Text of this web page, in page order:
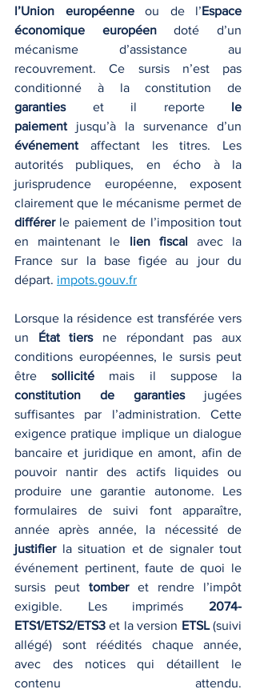
l’Union européenne ou de l’Espace
économique européen doté d’un
mécanisme d’assistance au
recouvrement. Ce sursis n’est pas
garanties et il reporte le
paiement
événement affectant les titres. Les
autorités publiques, en écho à la
jurisprudence européenne, exposent
différer le paiement de l’imposition tout
en maintenant le lien fiscal avec la
France sur la base figée au jour du
départ. impots.gouv.fr
Lorsque la résidence est transférée vers
un État tiers ne répondant pas aux
conditions européennes, le sursis peut
être sollicité
constitution de garanties jugées
suffisantes par l’administration. Cette
exigence pratique implique un dialogue
bancaire et juridique en amont, afin de
pouvoir nantir des actifs liquides ou
produire une garantie autonome. Les
formulaires de suivi font apparaître,
justifier la situation et de signaler tout
événement pertinent, faute de quoi le
sursis peut tomber et rendre l’impôt
exigible. Les imprimés 2074-
ETS1/ETS2/ETS3 et la version ETSL (suivi
allégé) sont réédités chaque année,
avec des notices qui détaillent le